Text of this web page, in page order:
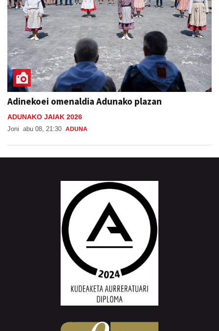
Adinekoei omenaldia Adunako plazan
ADUNAKO JAIAK 2026
Joni abu 08, 21:30 ADUNA